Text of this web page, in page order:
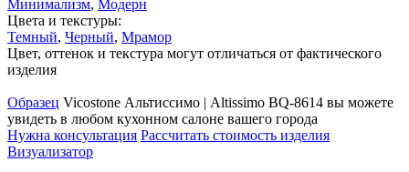
Минимализм, Модерн
Цвета и текстуры:
Темный, Черный, Мрамор
Цвет, оттенок и текстура могут отличаться от фактического
изделия
Образец Vicostone Альтиссимо | Altissimo BQ-8614 вы можете
увидеть в любом кухонном салоне вашего города
Нужна консультация Рассчитать стоимость изделия
Визуализатор